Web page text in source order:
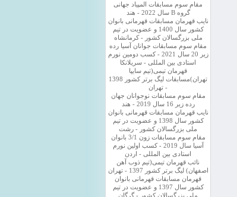
مقام سوم مسابقات المپیاد جهانی
گروه B سال 2022 - هند
نایب قهرمان مسابقات قهرمانی بانوان
کشور سال 1400 و عضویت در تیم
ملی بزرگسالان کشور - کرمانشاه
مقام سوم مسابقات جوانان آسیا رده
زیر 20 سال 2021 - کسب دومین نورم
استادی بین المللی - سریلانکا
قهرمان تیمی(تیم سایپا
تهران)مسابقات لیگ برتر کشور 1398
- تهران
مقام سوم مسابقات نوجوانان جهان
رده زیر 16 سال 2019 - هند
نایب قهرمان مسابقات قهرمانی بانوان
کشور سال 1398 و عضویت در تیم
ملی بزرگسالان کشور - رشت
مقام سوم مسابقات زون 3/1 بانوان
آسیا سال 2019 - کسب اولین نورم
استادی بین المللی - اردن
نائب قهرمان تیمی(تیم ذوب آهن
اصفهان) لیگ برتر کشور 1397 - تهران
قهرمان مسابقات قهرمانی بانوان
کشور سال 1397 و عضویت در تیم
ملی بزرگسالان کشور - گرگان